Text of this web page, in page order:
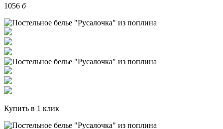
1056 б
Купить в 1 клик